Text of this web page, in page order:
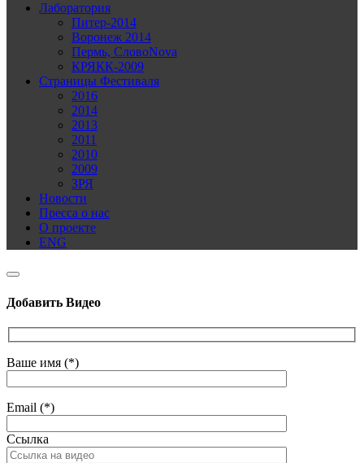
Лаборатория
Питер-2014
Воронеж 2014
Пермь, СловоNova
КРЯКК-2009
Страницы Фестиваля
2016
2014
2013
2011
2010
2009
ЗРЯ
Новости
Пресса о нас
О проекте
ENG
Добавить Видео
Ваше имя (*)
Email (*)
Ссылка